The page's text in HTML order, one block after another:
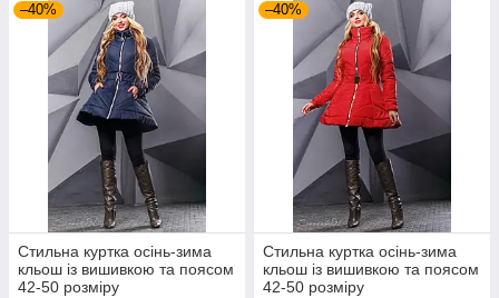
–40%
Стильна куртка осінь-зима
кльош із вишивкою та поясом
42-50 розміру
–40%
Стильна куртка осінь-зима
кльош із вишивкою та поясом
42-50 розміру